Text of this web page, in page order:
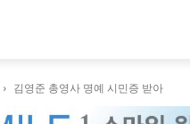
김영준 총영사 명예 시민증 받아